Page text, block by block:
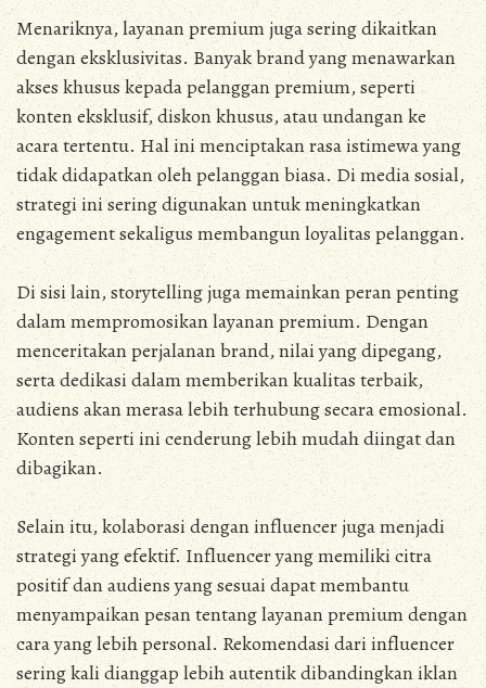
Menariknya, layanan premium juga sering dikaitkan
dengan eksklusivitas. Banyak brand yang menawarkan
akses khusus kepada pelanggan premium, seperti
konten eksklusif, diskon khusus, atau undangan ke
acara tertentu. Hal ini menciptakan rasa istimewa yang
tidak didapatkan oleh pelanggan biasa. Di media sosial,
strategi ini sering digunakan untuk meningkatkan
engagement sekaligus membangun loyalitas pelanggan.
Di sisi lain, storytelling juga memainkan peran penting
dalam mempromosikan layanan premium. Dengan
menceritakan perjalanan brand, nilai yang dipegang,
serta dedikasi dalam memberikan kualitas terbaik,
audiens akan merasa lebih terhubung secara emosional.
Konten seperti ini cenderung lebih mudah diingat dan
dibagikan.
Selain itu, kolaborasi dengan influencer juga menjadi
strategi yang efektif. Influencer yang memiliki citra
positif dan audiens yang sesuai dapat membantu
menyampaikan pesan tentang layanan premium dengan
cara yang lebih personal. Rekomendasi dari influencer
sering kali dianggap lebih autentik dibandingkan iklan